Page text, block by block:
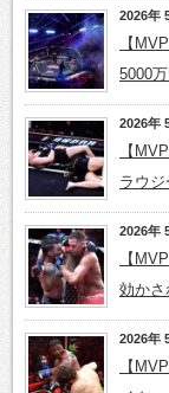
2026年
【
5000
2026年
【
ラウ
2026年
【
効かさ
2026年
【